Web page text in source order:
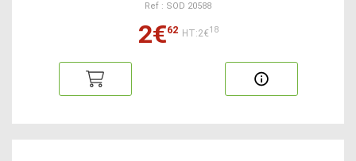
Ref : SOD 20588
2€62 HT:2€18